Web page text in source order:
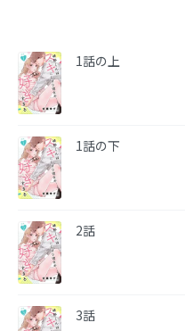
1話の上
1話の下
2話
3話